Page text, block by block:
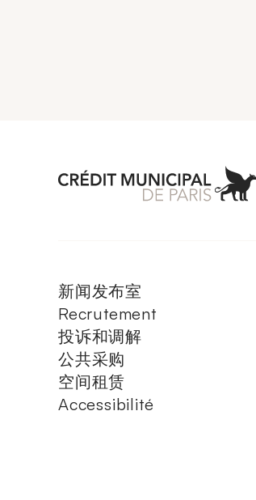
新闻发布室
Recrutement
投诉和调解
公共采购
空间租赁
Accessibilité